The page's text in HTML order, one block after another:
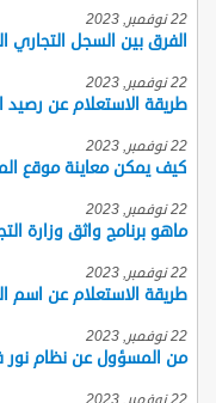
22 نوفمبر, 2023
الفرق بين السجل التجاري
22 نوفمبر, 2023
طريقة الاستعلام عن رصيد
22 نوفمبر, 2023
كيف يمكن معاينة موقع
22 نوفمبر, 2023
ماهو برنامج واثق وزارة
22 نوفمبر, 2023
طريقة الاستعلام عن اسم
22 نوفمبر, 2023
من المسؤول عن نظام